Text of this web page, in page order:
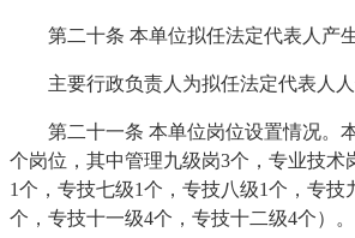
第二十条 本单位拟任法定代表人产生
主要行政负责人为拟任法定代表人人
第二十一条 本单位岗位设置情况。
个岗位，其中管理九级岗3个，专业技术
1个，专技七级1个，专技八级1个，专技
个，专技十一级4个，专技十二级4个）。